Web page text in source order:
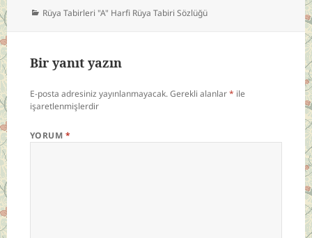
Kategoriler
Rüya Tabirleri "A" Harfi Rüya Tabiri Sözlüğü
Bir yanıt yazın
E-posta adresiniz yayınlanmayacak.Gerekli alanlar* ile
işaretlenmişlerdir
YORUM *